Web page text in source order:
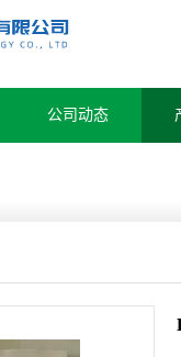
公司动态